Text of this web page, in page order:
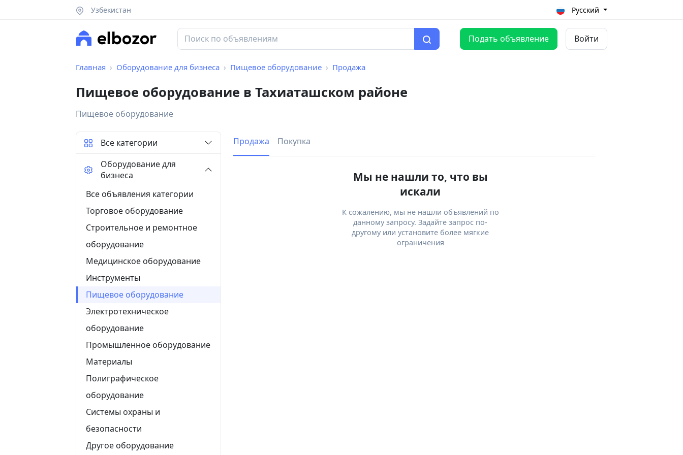
Узбекистан Русский
Подать объявление Войти
Главная Оборудование для бизнеса Пищевое оборудование Продажа
Пищевое оборудование в Тахиаташском районе
Пищевое оборудование
Продажа Покупка
Мы не нашли то, что вы
искали
К сожалению, мы не нашли объявлений по
данному запросу. Задайте запрос по-
другому или установите более мягкие
ограничения
Все категории
Оборудование для
бизнеса
Все объявления категории
Торговое оборудование
Строительное и ремонтное
оборудование
Медицинское оборудование
Инструменты
Пищевое оборудование
Электротехническое
оборудование
Промышленное оборудование
Материалы
Полиграфическое
оборудование
Системы охраны и
безопасности
Другое оборудование